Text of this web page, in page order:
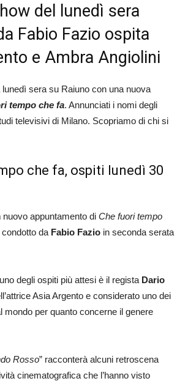
del lunedì sera
Fabio Fazio ospita
e Ambra Angiolini
sera su Raiuno con una nuova
tempo che fa. Annunciati i nomi degli
televisivi di Milano. Scopriamo di chi si
che fa, ospiti lunedì 30
nuovo appuntamento di Che fuori tempo
da Fabio Fazio in seconda serata
degli ospiti più attesi è il regista Dario
Asia Argento e considerato uno dei
mondo per quanto concerne il genere
Rosso” racconterà alcuni retroscena
cinematografica che l’hanno visto